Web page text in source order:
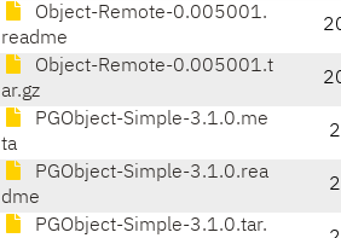
Object-Remote-0.005001.
readme
Object-Remote-0.005001.t
ar.gz
PGObject-Simple-3.1.0.me
ta
PGObject-Simple-3.1.0.rea
dme
PGObject-Simple-3.1.0.tar.